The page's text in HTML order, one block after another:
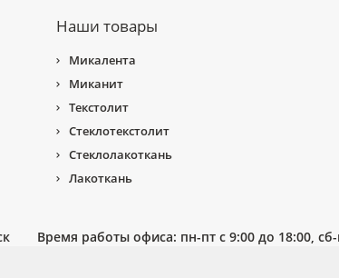
Наши товары
Микалента
Миканит
Текстолит
Стеклотекстолит
Стеклолакоткань
Лакоткань
Время работы офиса: пн-пт с 9:00 до 18:00,